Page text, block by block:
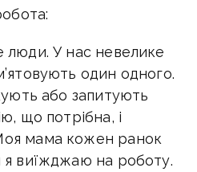
люди. У нас невелике
один одного.
або запитують
що потрібна, і
мама кожен ранок
я виїжджаю на роботу.